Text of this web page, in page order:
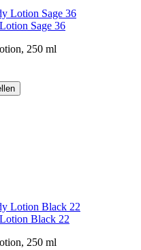
Sage 36
250 ml
Black 22
250 ml